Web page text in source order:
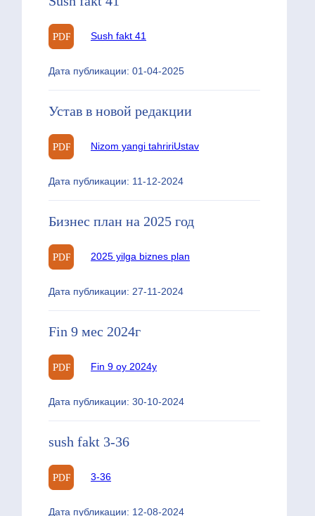
Sush fakt 41
Дата публикации: 01-04-2025
Устав в новой редакции
Nizom yangi tahririUstav
Дата публикации: 11-12-2024
Бизнес план на 2025 год
2025 yilga biznes plan
Дата публикации: 27-11-2024
Fin 9 мес 2024г
Fin 9 oy 2024y
Дата публикации: 30-10-2024
sush fakt 3-36
3-36
Дата публикации: 12-08-2024